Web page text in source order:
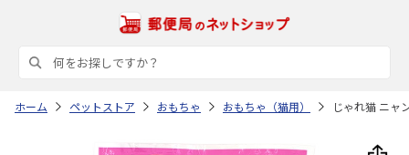
ホーム ペットストア おもちゃ おもちゃ（猫用） じゃれ猫 ニャ